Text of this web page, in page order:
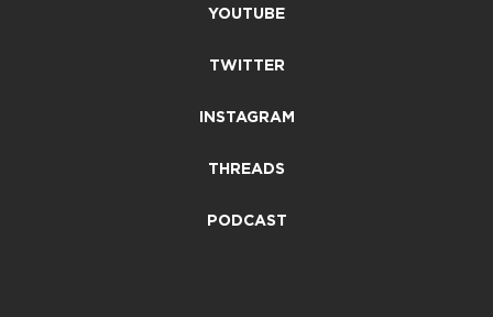
YOUTUBE
TWITTER
INSTAGRAM
THREADS
PODCAST